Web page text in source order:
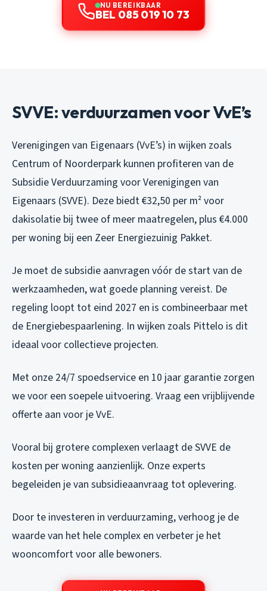
NU BEREIKBAAR
BEL 085 019 10 73
SVVE: verduurzamen voor VvE’s
Verenigingen van Eigenaars (VvE’s) in wijken zoals
Centrum of Noorderpark kunnen profiteren van de
Subsidie Verduurzaming voor Verenigingen van
Eigenaars (SVVE). Deze biedt €32,50 per m² voor
dakisolatie bij twee of meer maatregelen, plus €4.000
per woning bij een Zeer Energiezuinig Pakket.
Je moet de subsidie aanvragen vóór de start van de
werkzaamheden, wat goede planning vereist. De
regeling loopt tot eind 2027 en is combineerbaar met
de Energiebespaarlening. In wijken zoals Pittelo is dit
ideaal voor collectieve projecten.
Met onze 24/7 spoedservice en 10 jaar garantie zorgen
we voor een soepele uitvoering. Vraag een vrijblijvende
offerte aan voor je VvE.
Vooral bij grotere complexen verlaagt de SVVE de
kosten per woning aanzienlijk. Onze experts
begeleiden je van subsidieaanvraag tot oplevering.
Door te investeren in verduurzaming, verhoog je de
waarde van het hele complex en verbeter je het
wooncomfort voor alle bewoners.